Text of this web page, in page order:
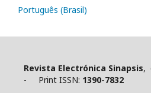
Português (Brasil)
Revista Electrónica Sinapsis,
- Print ISSN: 1390-7832